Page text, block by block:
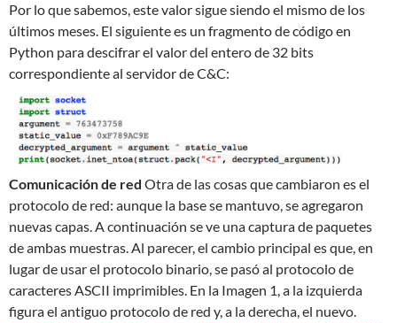
Por lo que sabemos, este valor sigue siendo el mismo de los
últimos meses. El siguiente es un fragmento de código en
Python para descifrar el valor del entero de 32 bits
correspondiente al servidor de C&C:
Comunicación de red Otra de las cosas que cambiaron es el
protocolo de red: aunque la base se mantuvo, se agregaron
nuevas capas. A continuación se ve una captura de paquetes
de ambas muestras. Al parecer, el cambio principal es que, en
lugar de usar el protocolo binario, se pasó al protocolo de
caracteres ASCII imprimibles. En la Imagen 1, a la izquierda
figura el antiguo protocolo de red y, a la derecha, el nuevo.